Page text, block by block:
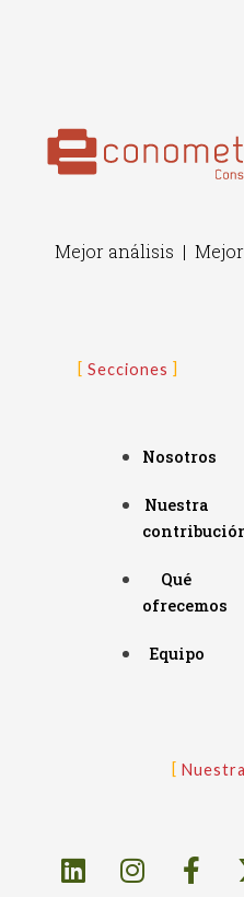
Mejor análisis |
Secciones
Nosotros
Nuestra
Qué
ofrecemos
Equipo